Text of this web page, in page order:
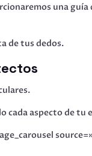
una guía
de tus dedos.
aspecto de tu